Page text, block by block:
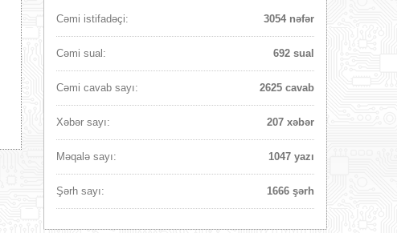
Cəmi istifadəçi: 3054 nəfər
Cəmi sual: 692 sual
Cəmi cavab sayı: 2625 cavab
Xəbər sayı: 207 xəbər
Məqalə sayı: 1047 yazı
Şərh sayı: 1666 şərh